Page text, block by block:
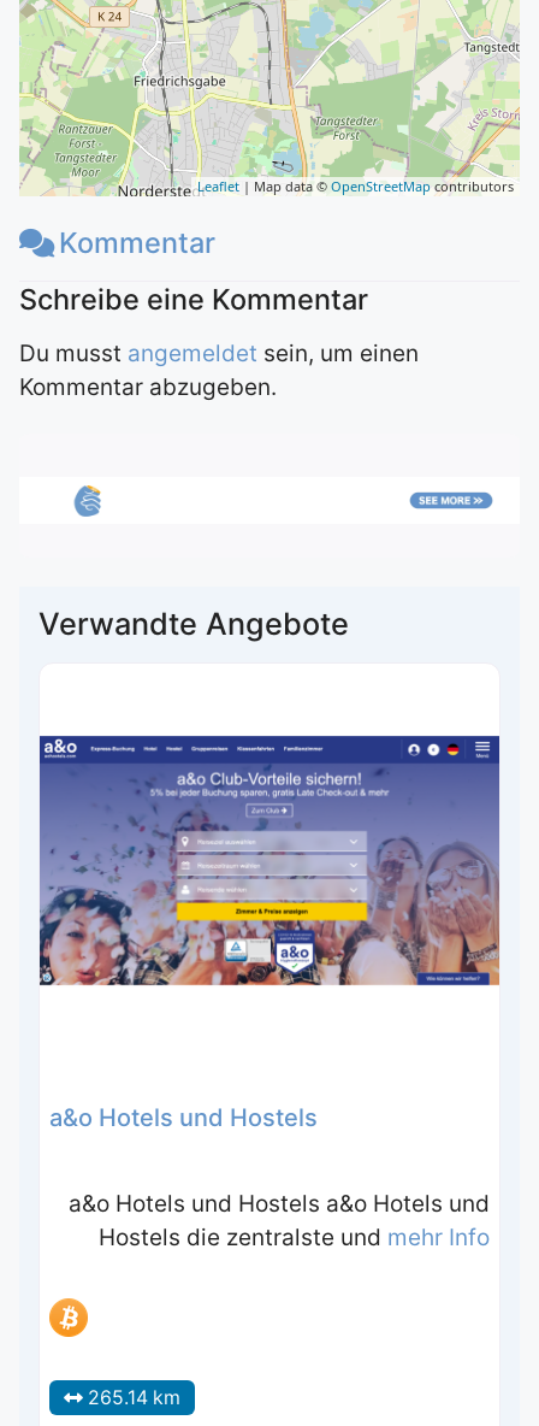
Leaflet | Map data © OpenStreetMap contributors
Kommentar
Du musst angemeldet sein, um einen
Kommentar abzugeben.
Verwandte Angebote
a&o Hotels und Hostels
a&o Hotels und Hostels a&o Hotels und
Hostels die zentralste und mehr Info
265.14 km